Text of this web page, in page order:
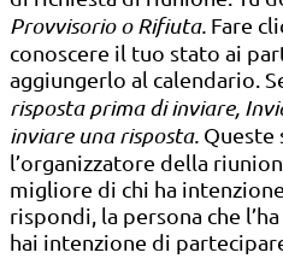
Provvisorio o Rifiuta. Fare
conoscere il tuo stato ai
aggiungerlo al calendario.
risposta prima di inviare,
inviare una risposta. Queste
l’organizzatore della
migliore di chi ha
rispondi, la persona che
hai intenzione di